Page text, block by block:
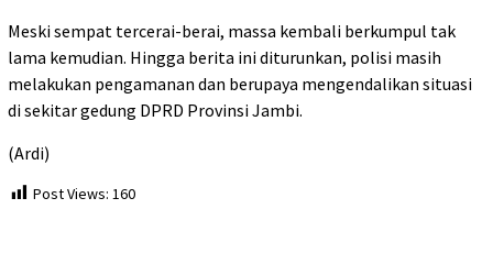
Meski sempat tercerai-berai, massa kembali berkumpul tak
lama kemudian. Hingga berita ini diturunkan, polisi masih
melakukan pengamanan dan berupaya mengendalikan situasi
di sekitar gedung DPRD Provinsi Jambi.
(Ardi)
Post Views: 160